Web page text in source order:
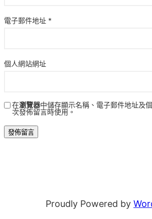
電子郵件地址 *
個人網站網址
在瀏覽器中儲存顯示名稱、電子郵件地址及
次發佈留言時使用。
Proudly Powered by